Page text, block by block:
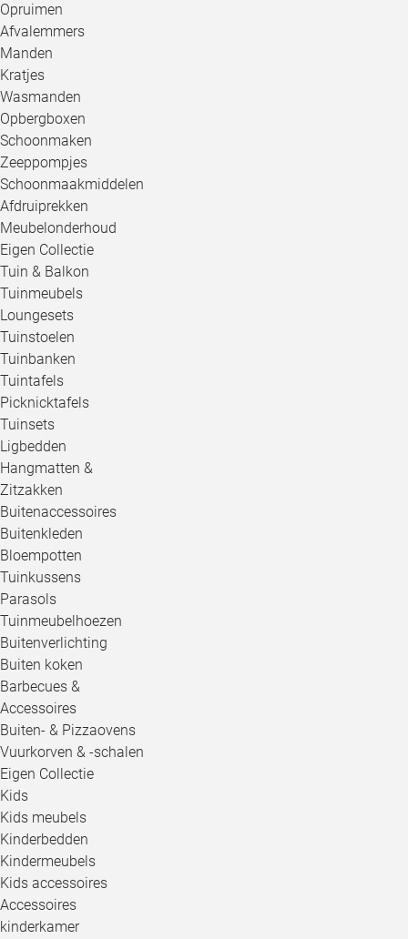
Opruimen
Afvalemmers
Manden
Kratjes
Wasmanden
Opbergboxen
Schoonmaken
Zeeppompjes
Schoonmaakmiddelen
Afdruiprekken
Meubelonderhoud
Eigen Collectie
Tuin & Balkon
Tuinmeubels
Loungesets
Tuinstoelen
Tuinbanken
Tuintafels
Picknicktafels
Tuinsets
Ligbedden
Hangmatten &
Zitzakken
Buitenaccessoires
Buitenkleden
Bloempotten
Tuinkussens
Parasols
Tuinmeubelhoezen
Buitenverlichting
Buiten koken
Barbecues &
Accessoires
Buiten- & Pizzaovens
Vuurkorven & -schalen
Eigen Collectie
Kids
Kids meubels
Kinderbedden
Kindermeubels
Kids accessoires
Accessoires
kinderkamer